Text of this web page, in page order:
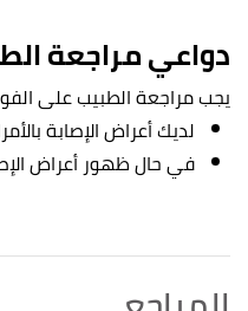
دواعي مراجعة
يجب مراجعة الطبيب على
لديك أعراض الإصابة
في حال ظهور أعراض